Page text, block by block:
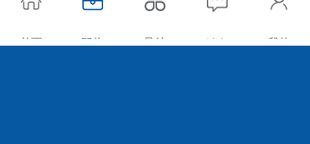
首页 职位 导航 消息 我的